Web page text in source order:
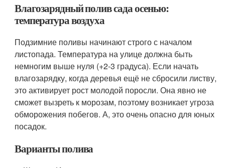
Влагозарядный полив сада осенью:
температура воздуха
Подзимние поливы начинают строго с началом
листопада. Температура на улице должна быть
немногим выше нуля (+2-3 градуса). Если начать
влагозарядку, когда деревья ещё не сбросили листву,
это активирует рост молодой поросли. Она явно не
сможет вызреть к морозам, поэтому возникает угроза
обморожения побегов. А, это очень опасно для юных
посадок.
Варианты полива